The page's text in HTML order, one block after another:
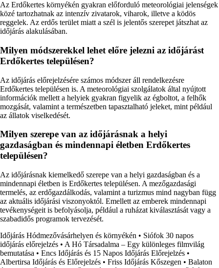
Az Erdőkertes környékén gyakran előforduló meteorológiai jelenségek
közé tartozhatnak az intenzív zivatarok, viharok, illetve a ködös
reggelek. Az erdős terület miatt a szél is jelentős szerepet játszhat az
időjárás alakulásában.
Milyen módszerekkel lehet előre jelezni az időjárást
Erdőkertes településen?
Az időjárás előrejelzésére számos módszer áll rendelkezésre
Erdőkertes településen is. A meteorológiai szolgálatok által nyújtott
információk mellett a helyiek gyakran figyelik az égboltot, a felhők
mozgását, valamint a természetben tapasztalható jeleket, mint például
az állatok viselkedését.
Milyen szerepe van az időjárásnak a helyi
gazdaságban és mindennapi életben Erdőkertes
településen?
Az időjárásnak kiemelkedő szerepe van a helyi gazdaságban és a
mindennapi életben is Erdőkertes településen. A mezőgazdasági
termelés, az erdőgazdálkodás, valamint a turizmus mind nagyban függ
az aktuális időjárási viszonyoktól. Emellett az emberek mindennapi
tevékenységeit is befolyásolja, például a ruházat kiválasztását vagy a
szabadidős programok tervezését.
Időjárás Hódmezővásárhelyen és környékén • Siófok 30 napos
időjárás előrejelzés • A Hó Társadalma – Egy különleges filmvilág
bemutatása • Encs Időjárás és 15 Napos Időjárás Előrejelzés •
Albertirsa Időjárás és Előrejelzés • Friss Időjárás Kőszegen • Balaton